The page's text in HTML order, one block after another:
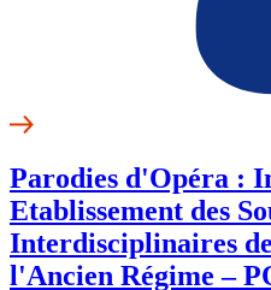
Parodies d'Opéra :
Etablissement des
Interdisciplinaires
l'Ancien Régime –